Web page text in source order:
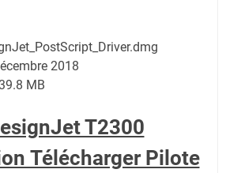
2018
MB
T2300
Télécharger Pilote